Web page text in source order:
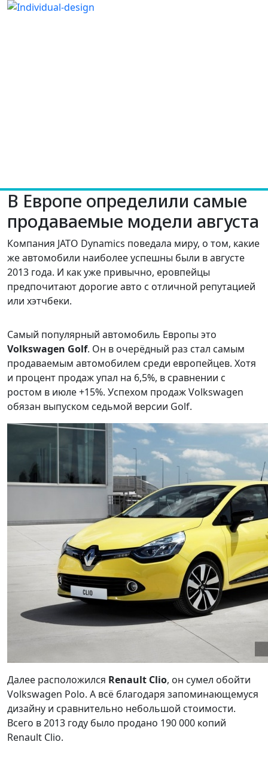
В Европе определили самые
продаваемые модели августа
Компания JATO Dynamics поведала миру, о том, какие
же автомобили наиболее успешны были в августе
2013 года. И как уже привычно, еровпейцы
предпочитают дорогие авто с отличной репутацией
или хэтчбеки.
Самый популярный автомобиль Европы это
Volkswagen Golf. Он в очерёдный раз стал самым
продаваемым автомобилем среди европейцев. Хотя
и процент продаж упал на 6,5%, в сравнении с
ростом в июле +15%. Успехом продаж Volkswagen
обязан выпуском седьмой версии Golf.
Далее расположился Renault Clio, он сумел обойти
Volkswagen Polo. А всё благодаря запоминающемуся
дизайну и сравнительно небольшой стоимости.
Всего в 2013 году было продано 190 000 копий
Renault Clio.